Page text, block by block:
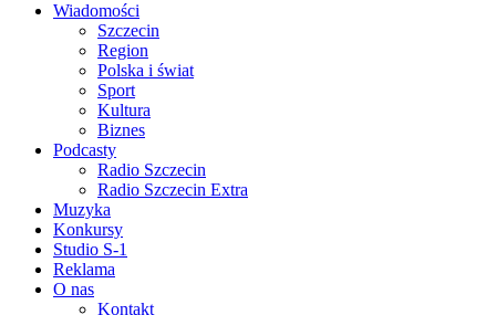
Wiadomości
Szczecin
Region
Polska i świat
Sport
Kultura
Biznes
Podcasty
Radio Szczecin
Radio Szczecin Extra
Muzyka
Konkursy
Studio S-1
Reklama
O nas
Kontakt